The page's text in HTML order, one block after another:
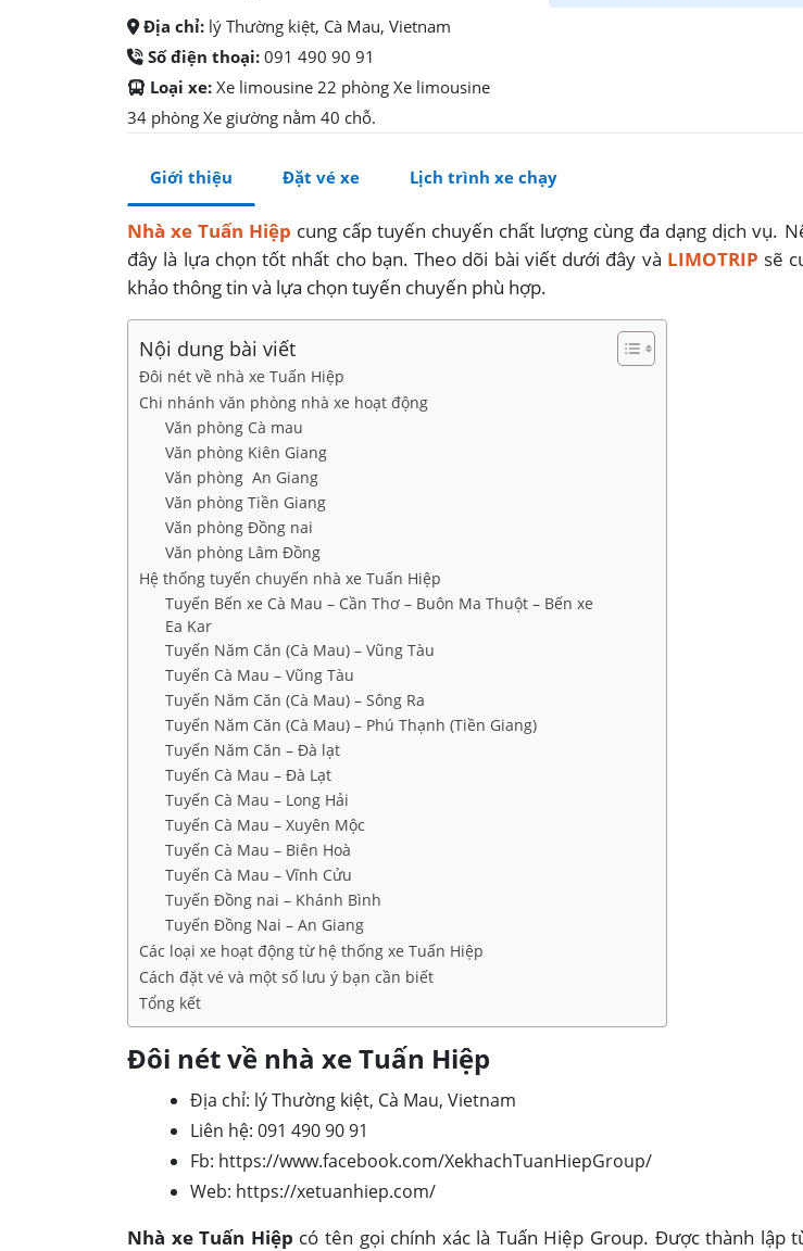
Địa chỉ: lý Thường kiệt, Cà Mau, Vietnam
Số điện thoại: 091 490 90 91
Loại xe: Xe limousine 22 phòng Xe limousine
34 phòng Xe giường nằm 40 chỗ.
Giới thiệu Đặt vé xe Lịch trình xe chạy
Nhà xe Tuấn Hiệp cung cấp tuyến chuyến chất lượng cùng đa dạng dịch vụ.
đây là lựa chọn tốt nhất cho bạn. Theo dõi bài viết dưới đây và LIMOTRIP sẽ
khảo thông tin và lựa chọn tuyến chuyến phù hợp.
Nội dung bài viết
Đôi nét về nhà xe Tuấn Hiệp
Chi nhánh văn phòng nhà xe hoạt động
Văn phòng Cà mau
Văn phòng Kiên Giang
Văn phòng An Giang
Văn phòng Tiền Giang
Văn phòng Đồng nai
Văn phòng Lâm Đồng
Hệ thống tuyến chuyến nhà xe Tuấn Hiệp
Tuyến Bến xe Cà Mau – Cần Thơ – Buôn Ma Thuột – Bến xe
Ea Kar
Tuyến Năm Căn (Cà Mau) – Vũng Tàu
Tuyến Cà Mau – Vũng Tàu
Tuyến Năm Căn (Cà Mau) – Sông Ra
Tuyến Năm Căn (Cà Mau) – Phú Thạnh (Tiền Giang)
Tuyến Năm Căn – Đà lạt
Tuyến Cà Mau – Đà Lạt
Tuyến Cà Mau – Long Hải
Tuyến Cà Mau – Xuyên Mộc
Tuyến Cà Mau – Biên Hoà
Tuyến Cà Mau – Vĩnh Cửu
Tuyến Đồng nai – Khánh Bình
Tuyến Đồng Nai – An Giang
Các loại xe hoạt động từ hệ thống xe Tuấn Hiệp
Cách đặt vé và một số lưu ý bạn cần biết
Tổng kết
Đôi nét về nhà xe Tuấn Hiệp
Địa chỉ: lý Thường kiệt, Cà Mau, Vietnam
Liên hệ: 091 490 90 91
Fb: https://www.facebook.com/XekhachTuanHiepGroup/
Web: https://xetuanhiep.com/
Nhà xe Tuấn Hiệp có tên gọi chính xác là Tuấn Hiệp Group. Được thành